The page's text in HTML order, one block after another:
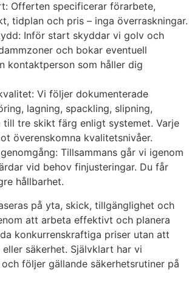
Offerten specificerar förarbete,
tidplan och pris – inga överraskningar.
Inför start skyddar vi golv och
och bokar eventuell
kontaktperson som håller dig
Vi följer dokumenterade
lagning, spackling, slipning,
till tre skikt färg enligt systemet. Varje
överenskomna kvalitetsnivåer.
Tillsammans går vi igenom
vid behov finjusteringar. Du får
hållbarhet.
på yta, skick, tillgänglighet och
att arbeta effektivt och planera
konkurrenskraftiga priser utan att
säkerhet. Självklart har vi
följer gällande säkerhetsrutiner på